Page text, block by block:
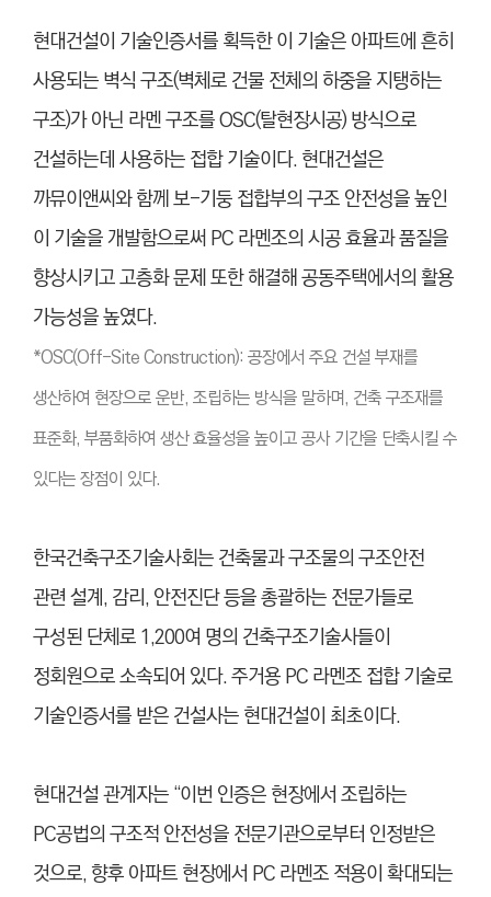
현대건설이 기술인증서를 획득한 이 기술은 아파트에 흔히
사용되는 벽식 구조(벽체로 건물 전체의 하중을 지탱하는
구조)가 아닌 라멘 구조를 OSC(탈현장시공)방식으로
건설하는데 사용하는 접합 기술이다. 현대건설은
까뮤이앤씨와 함께 보-기둥 접합부의 구조 안전성을 높인
이 기술을 개발함으로써 PC 라멘조의 시공 효율과 품질을
향상시키고 고층화 문제 또한 해결해 공동주택에서의 활용
가능성을 높였다.
*OSC(Off-Site Construction): 공장에서 주요 건설 부재를
생산하여 현장으로 운반, 조립하는 방식을 말하며, 건축 구조재를
표준화, 부품화하여 생산 효율성을 높이고 공사 기간을 단축시킬 수
있다는 장점이 있다.
한국건축구조기술사회는 건축물과 구조물의 구조안전
관련 설계, 감리, 안전진단 등을 총괄하는 전문가들로
구성된 단체로 1,200여 명의 건축구조기술사들이
정회원으로 소속되어 있다. 주거용 PC 라멘조 접합 기술로
기술인증서를 받은 건설사는 현대건설이 최초이다.
현대건설 관계자는 “이번 인증은 현장에서 조립하는
PC공법의 구조적 안전성을 전문기관으로부터 인정받은
것으로, 향후 아파트 현장에서 PC 라멘조 적용이 확대되는